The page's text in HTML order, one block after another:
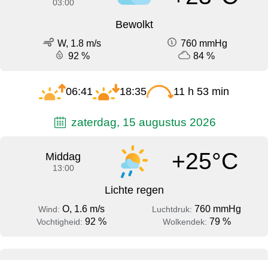
03:00
Bewolkt
W, 1.8 m/s
760 mmHg
92 %
84 %
06:41 18:35 11 h 53 min
zaterdag, 15 augustus 2026
Middag
13:00 +25°C
Lichte regen
Wind: O, 1.6 m/s Luchtdruk: 760 mmHg
Vochtigheid: 92 % Wolkendek: 79 %